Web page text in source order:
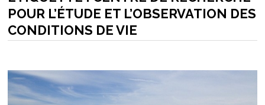
POUR L’ÉTUDE ET L’OBSERVATION DES
CONDITIONS DE VIE